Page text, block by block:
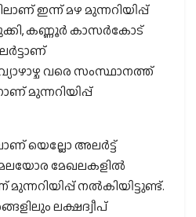
ഇന്ന് മഴ മുന്നറിയിപ്പ്
കണ്ണൂർ കാസർകോട്
വ്യാഴാഴ്ച വരെ സംസ്ഥാനത്ത്
മുന്നറിയിപ്പ്
യെല്ലോ അലർട്ട്
മലയോര മേഖലകളിൽ
മുന്നറിയിപ്പ് നൽകിയിട്ടുണ്ട്.
ലക്ഷദ്വീപ്